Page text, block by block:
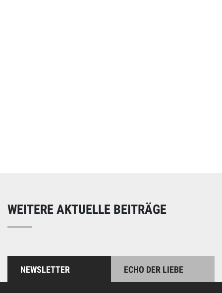
WEITERE AKTUELLE BEITRÄGE
NEWSLETTER ECHO DER LIEBE